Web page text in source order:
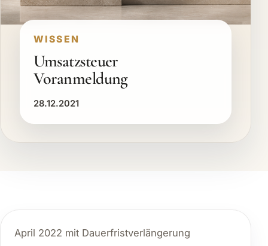
WISSEN
Umsatzsteuer
Voranmeldung
28.12.2021
April 2022 mit Dauerfristverlängerung